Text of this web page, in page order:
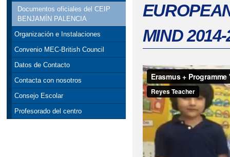
Documentos oficiales del CEIP
BENJAMÍN PALENCIA
Organización e Instalaciones
Convenio MEC-British Council
Datos de Contacto
Contacta con nosotros
Consejo Escolar
Profesorado del centro
MIND